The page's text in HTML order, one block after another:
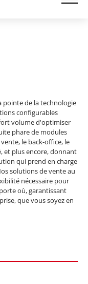
pointe de la technologie
configurables
volume d'optimiser
phare de modules
le back-office, le
et plus encore, donnant
qui prend en charge
solutions de vente au
nécessaire pour
où, garantissant
que vous soyez en